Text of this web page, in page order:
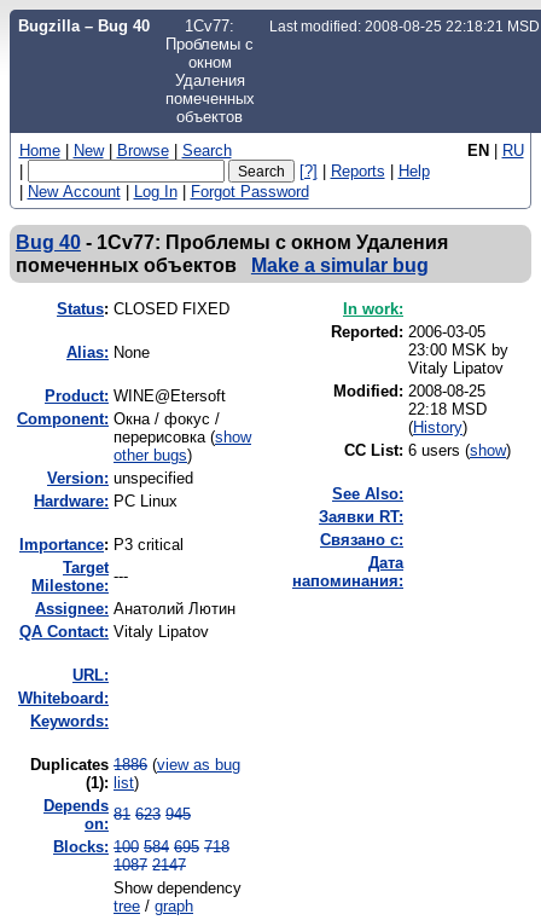
Bugzilla – Bug 40
1Cv77:
Проблемы с
окном
Удаления
помеченных
объектов
Last modified: 2008-08-25 22:18:21 MSD
EN | RU
Home | New | Browse | Search
|
[?] | Reports | Help
| New Account | Log In | Forgot Password
Bug 40 - 1Cv77: Проблемы с окном Удаления
помеченных объектов
Make a simular bug
Status: CLOSED FIXED
Alias: None
Product: WINE@Etersoft
Component: Окна / фокус /
перерисовка (show
other bugs)
Version: unspecified
Hardware: PC Linux
mportance: P3 critical
Target
Milestone:
---
Assignee: Анатолий Лютин
QA Contact: Vitaly Lipatov
URL:
Whiteboard:
Keywords:
Duplicates
(1):
1886 (view as bug
list)
Depends
on:
81 623 945
Blocks: 100 584 695 718
1087 2147
Show dependency
tree / graph
In work:
Reported: 2006-03-05
23:00 MSK by
Vitaly Lipatov
Modified: 2008-08-25
22:18 MSD
(History)
CC List: 6 users (show)
See Also:
Заявки RT:
Связано с:
Дата
напоминания: